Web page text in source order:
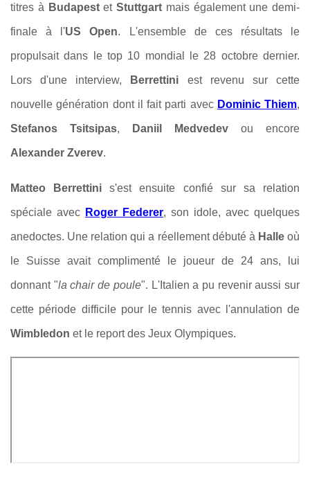
titres à Budapestet Stuttgart mais également une demi-
finale à l'US Open. L'ensemble de ces résultats le
propulsait dans le top 10 mondial le 28 octobre dernier.
Lors d'une interview, Berrettini est revenu sur cette
nouvelle génération dont il fait parti avec Dominic Thiem,
Stefanos Tsitsipas, Daniil Medvedev ou encore
Alexander Zverev.
Matteo Berrettini s'est ensuite confié sur sa relation
spéciale avec Roger Federer, son idole, avec quelques
anedoctes. Une relation qui a réellement débuté à Halleoù
le Suisse avait complimenté le joueur de 24 ans, lui
donnant "la chair de poule". L'Italien a pu revenir aussi sur
cette période difficile pour le tennis avec l'annulation de
Wimbledon et le report des Jeux Olympiques.